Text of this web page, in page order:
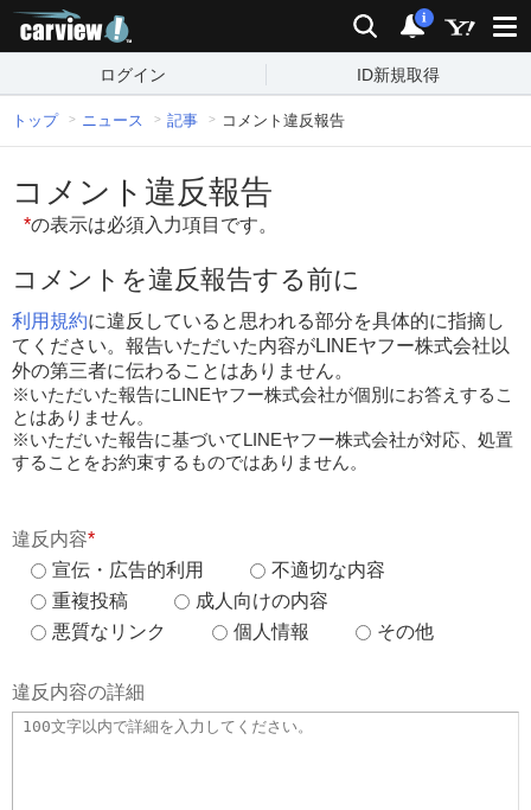
検索 通知
i
ログイン ID新規取得
トップ ニュース 記事 コメント違反報告
コメント違反報告
*の表示は必須入力項目です。
コメントを違反報告する前に
利用規約に違反していると思われる部分を具体的に指摘し
てください。報告いただいた内容がLINEヤフー株式会社以
外の第三者に伝わることはありません。
※いただいた報告にLINEヤフー株式会社が個別にお答えするこ
とはありません。
※いただいた報告に基づいてLINEヤフー株式会社が対応、処置
することをお約束するものではありません。
違反内容*
宣伝・広告的利用
不適切な内容
重複投稿
成人向けの内容
悪質なリンク
個人情報 その他
違反内容の詳細